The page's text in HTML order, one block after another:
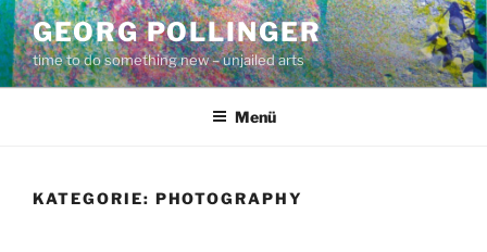
Zum
Inhalt
springen
GEORG POLLINGER
time to do something new – unjailed arts
Menü
KATEGORIE: PHOTOGRAPHY